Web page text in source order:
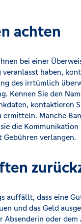
achten
bei einer
haben,
des irrtümlich
Kennen Sie den
kontaktieren
Manche
die
Gebühren verlangen.
auffällt, dass eine
und das Geld
oder dem